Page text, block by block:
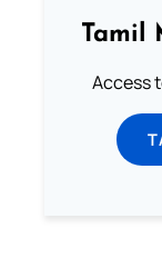
Tamil
Access